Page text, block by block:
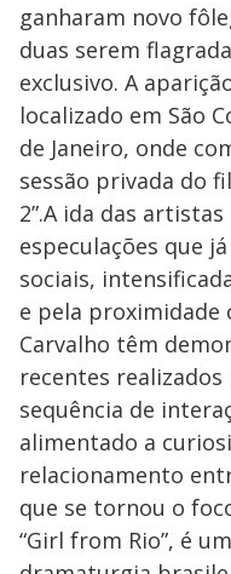
ganharam novo
duas serem
exclusivo. A
localizado em São
de Janeiro, onde
sessão privada do
2”.A ida das
especulações que
sociais,
e pela proximidade
Carvalho têm
recentes realizados
sequência de
alimentado a
relacionamento
que se tornou o
“Girl from Rio”, é